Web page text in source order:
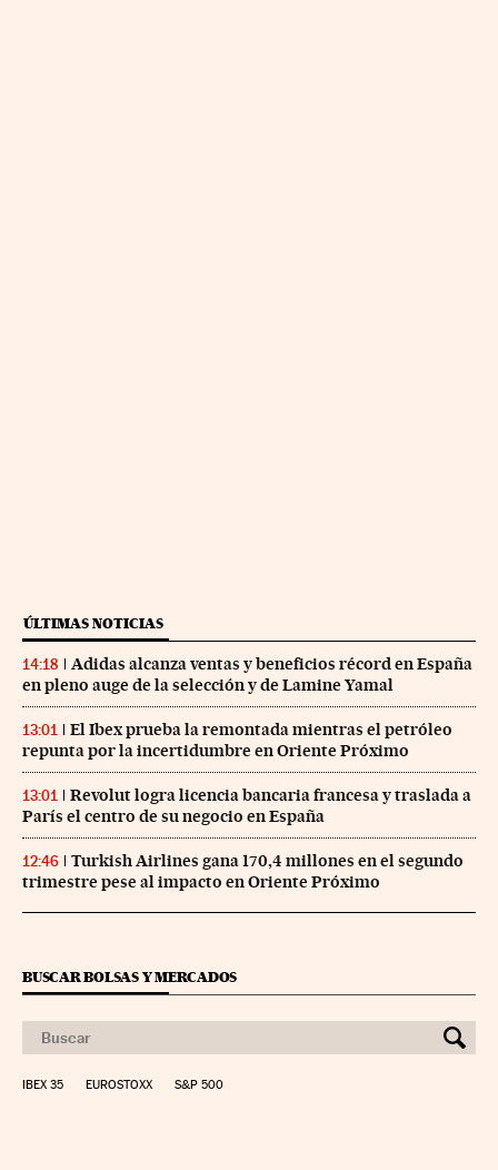
ÚLTIMAS NOTICIAS
14:18
Adidas alcanza ventas y beneficios récord en España
en pleno auge de la selección y de Lamine Yamal
13:01
El Ibex prueba la remontada mientras el petróleo
repunta por la incertidumbre en Oriente Próximo
13:01
Revolut logra licencia bancaria francesa y traslada a
París el centro de su negocio en España
12:46
Turkish Airlines gana 170,4 millones en el segundo
trimestre pese al impacto en Oriente Próximo
BUSCAR BOLSAS Y MERCADOS
IBEX 35 EUROSTOXX S&P 500